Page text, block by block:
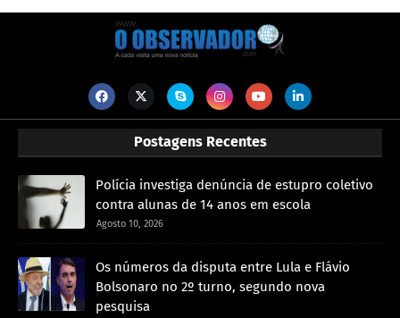
Postagens Recentes
Polícia investiga denúncia de estupro coletivo
contra alunas de 14 anos em escola
Agosto 10, 2026
Os números da disputa entre Lula e Flávio
Bolsonaro no 2º turno, segundo nova
pesquisa